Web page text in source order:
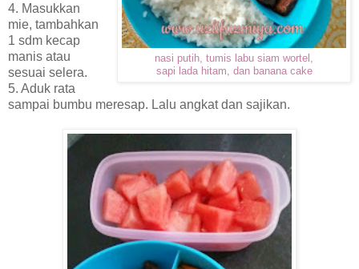
nasi putih, tumis labu siam wortel,
sapi lada hitam, dan banana cake
4. Masukkan
mie, tambahkan
1 sdm kecap
manis atau
sesuai selera.
5. Aduk rata
sampai bumbu meresap. Lalu angkat dan sajikan.